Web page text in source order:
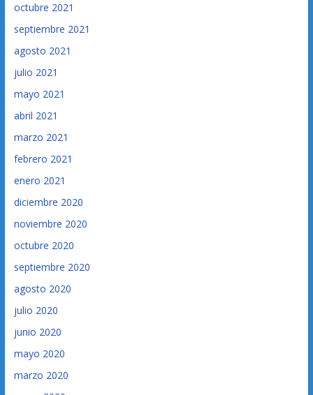
octubre 2021
septiembre 2021
agosto 2021
julio 2021
mayo 2021
abril 2021
marzo 2021
febrero 2021
enero 2021
diciembre 2020
noviembre 2020
octubre 2020
septiembre 2020
agosto 2020
julio 2020
junio 2020
mayo 2020
marzo 2020